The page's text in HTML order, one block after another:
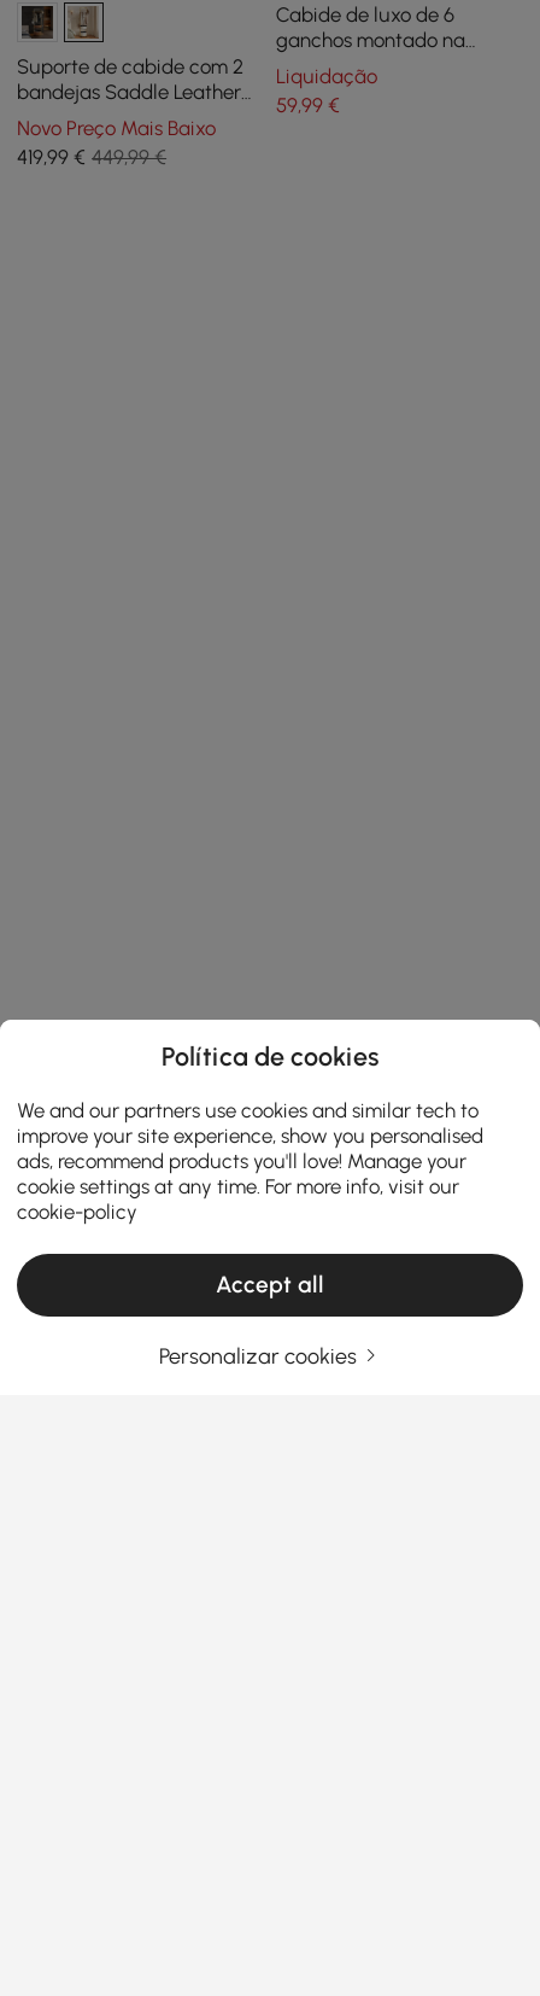
Suporte de cabide com 2
bandejas Saddle Leather
Hall Tree
Novo Preço Mais Baixo
419,99 € 449,99 €
Cabide de luxo de 6
ganchos montado na
parede em ouro com alta
capacidade de carga e
processo de pintura
Liquidação
59,99€
Products in the current category have been updated to show the latest 4 items
Política de cookies
We and our partners use cookies and similar tech to
improve your site experience, show you personalised
ads, recommend products you'll love! Manage your
cookie settings at any time. For more info, visit our
cookie-policy
Accept all
Personalizar cookies